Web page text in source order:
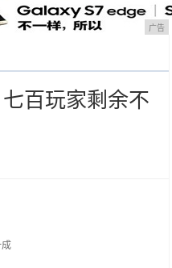
广告
百玩家剩余不